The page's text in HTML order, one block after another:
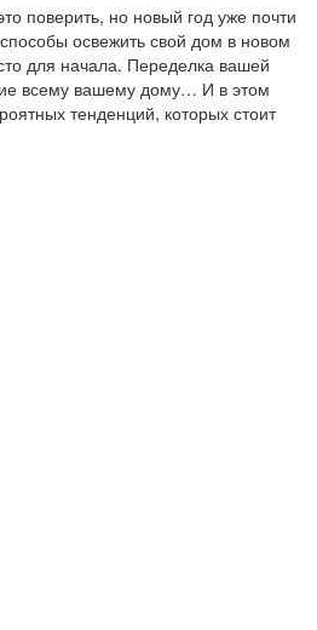
поверить, но новый год уже почти
освежить свой дом в новом
для начала. Переделка вашей
всему вашему дому… И в этом
тенденций, которых стоит